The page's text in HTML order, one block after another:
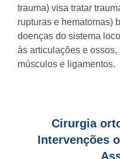
trauma) visa tratar
rupturas e hematomas)
doenças do sistema
às articulações e
músculos e ligamentos.
Cirurgia
Intervenções